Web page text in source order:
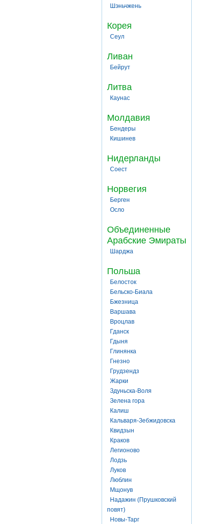
Шэньчжень
Корея
Сеул
Ливан
Бейрут
Литва
Каунас
Молдавия
Бендеры
Кишинев
Нидерланды
Соест
Норвегия
Берген
Осло
Объединенные
Арабские Эмираты
Шарджа
Польша
Белосток
Бельско-Биала
Бжезница
Варшава
Вроцлав
Гданск
Гдыня
Глинянка
Гнезно
Грудзендз
Жарки
Здуньска-Воля
Зелена гора
Калиш
Кальваря-Зебжидовска
Квидзын
Краков
Легионово
Лодзь
Луков
Люблин
Мщонув
Надажин (Прушковский
повят)
Новы-Тарг